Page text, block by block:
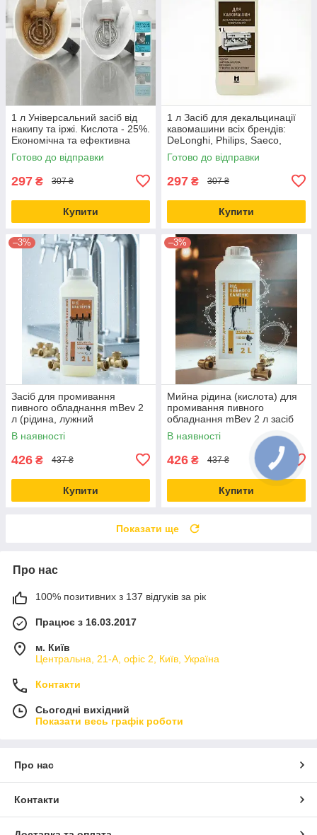
1 л Універсальний засіб від
накипу та іржі. Кислота - 25%.
Економічна та ефективна
рідина.
Готово до відправки
297 ₴ 307 ₴
Купити
1 л Засіб для декальцинації
кавомашини всіх брендів:
DeLonghi, Philips, Saeco,
Krups, Jura. Концентрат 25%
для видалення накипу
Готово до відправки
297 ₴ 307 ₴
Купити
–3%
Засіб для промивання
пивного обладнання mBev 2
л (рідина, лужний
концентрат)
В наявності
426 ₴ 437 ₴
Купити
–3%
Мийна рідина (кислота) для
промивання пивного
обладнання mBev 2 л засіб
проти ПИВНОГО КАМНЮ
В наявності
426 ₴ 437 ₴
Купити
Показати ще
Про нас
100% позитивних з 137 відгуків за рік
Працює з 16.03.2017
м. Київ
Центральна, 21-А, офіс 2, Київ, Україна
Контакти
Сьогодні вихідний
Показати весь графік роботи
Про нас
Контакти